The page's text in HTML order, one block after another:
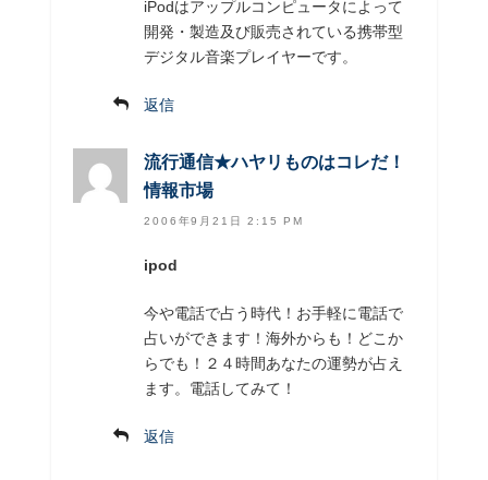
iPodはアップルコンピュータによって
開発・製造及び販売されている携帯型
デジタル音楽プレイヤーです。
返信
流行通信★ハヤリものはコレだ！
情報市場
2006年9月21日 2:15 PM
ipod
今や電話で占う時代！お手軽に電話で
占いができます！海外からも！どこか
らでも！２４時間あなたの運勢が占え
ます。電話してみて！
返信